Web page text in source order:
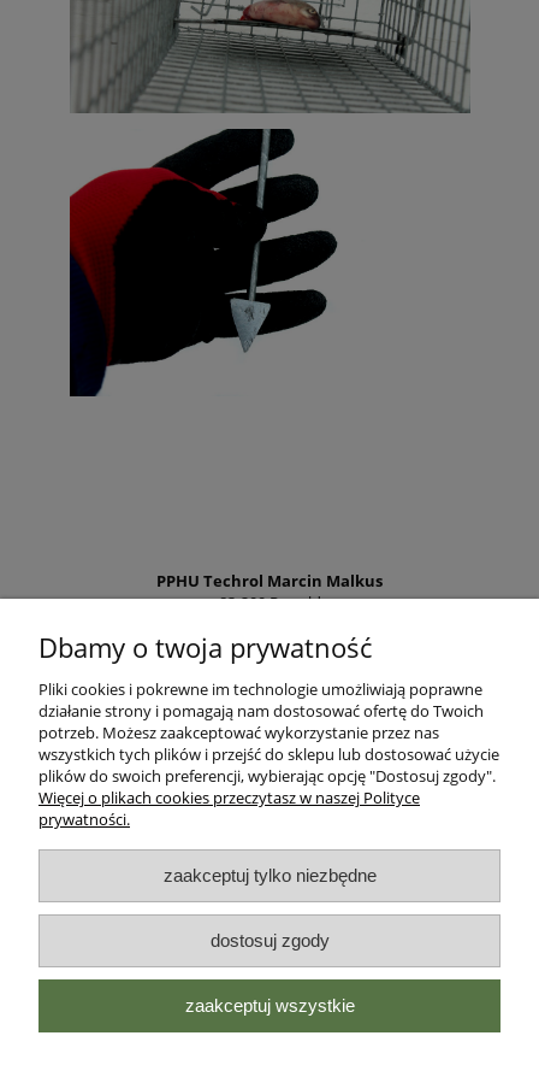
PPHU Techrol Marcin Malkus
83-200 Rywałd
NIP PL5921615578
Regon 192648960
Tel:881 252 525
info@zielonalapka.pl
Regulaminy
Płatności i dostawa
Zielonałapka
Dbamy o twoja prywatność
Pliki cookies i pokrewne im technologie umożliwiają poprawne
działanie strony i pomagają nam dostosować ofertę do Twoich
potrzeb. Możesz zaakceptować wykorzystanie przez nas
wszystkich tych plików i przejść do sklepu lub dostosować użycie
plików do swoich preferencji, wybierając opcję "Dostosuj zgody".
Więcej o plikach cookies przeczytasz w naszej Polityce
prywatności.
zaakceptuj tylko niezbędne
dostosuj zgody
zaakceptuj wszystkie